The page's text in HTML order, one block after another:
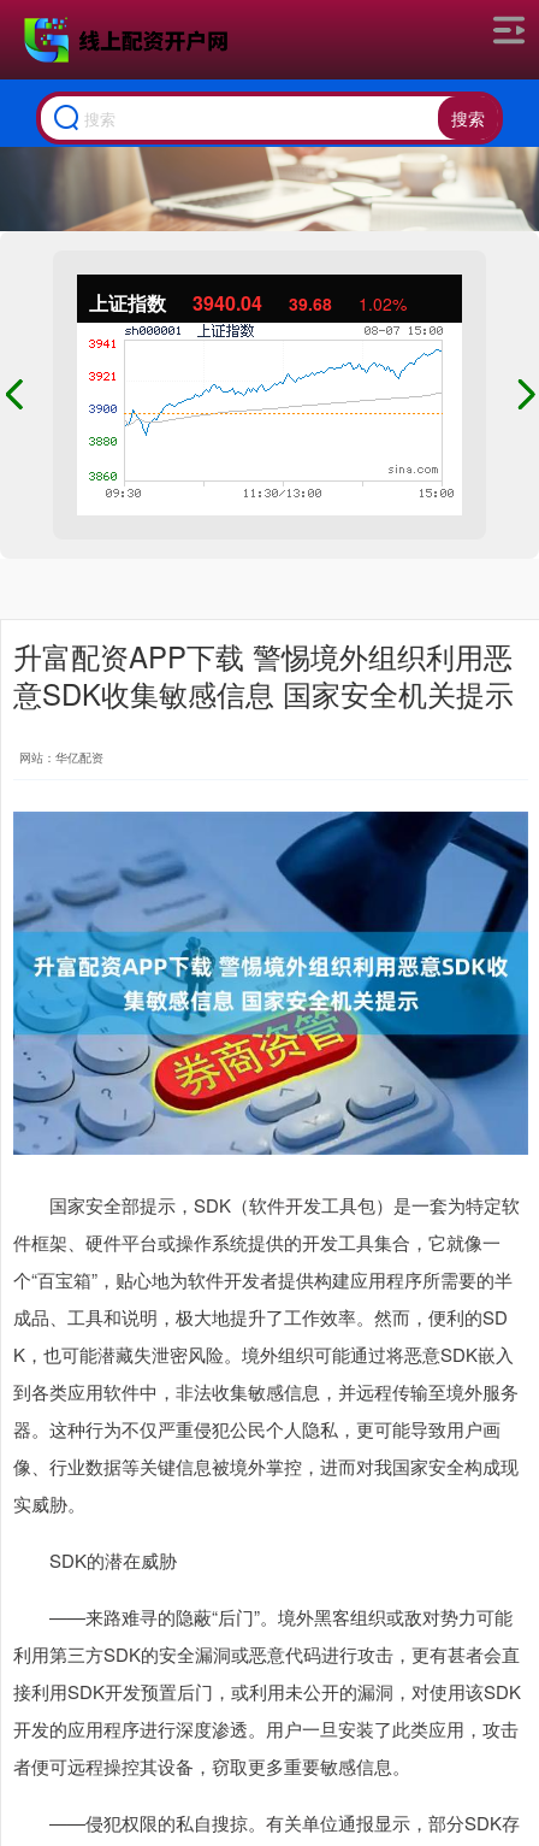
搜索
上证指数 3940.04 39.68 1.02%
升富配资APP下载 警惕境外组织利用恶
意SDK收集敏感信息 国家安全机关提示
网站：华亿配资
国家安全部提示，SDK（软件开发工具包）是一套为特定软
件框架、硬件平台或操作系统提供的开发工具集合，它就像一
个“百宝箱”，贴心地为软件开发者提供构建应用程序所需要的半
成品、工具和说明，极大地提升了工作效率。然而，便利的SD
K，也可能潜藏失泄密风险。境外组织可能通过将恶意SDK嵌入
到各类应用软件中，非法收集敏感信息，并远程传输至境外服务
器。这种行为不仅严重侵犯公民个人隐私，更可能导致用户画
像、行业数据等关键信息被境外掌控，进而对我国家安全构成现
实威胁。
SDK的潜在威胁
——来路难寻的隐蔽“后门”。境外黑客组织或敌对势力可能
利用第三方SDK的安全漏洞或恶意代码进行攻击，更有甚者会直
接利用SDK开发预置后门，或利用未公开的漏洞，对使用该SDK
开发的应用程序进行深度渗透。用户一旦安装了此类应用，攻击
者便可远程操控其设备，窃取更多重要敏感信息。
——侵犯权限的私自搜掠。有关单位通报显示，部分SDK存